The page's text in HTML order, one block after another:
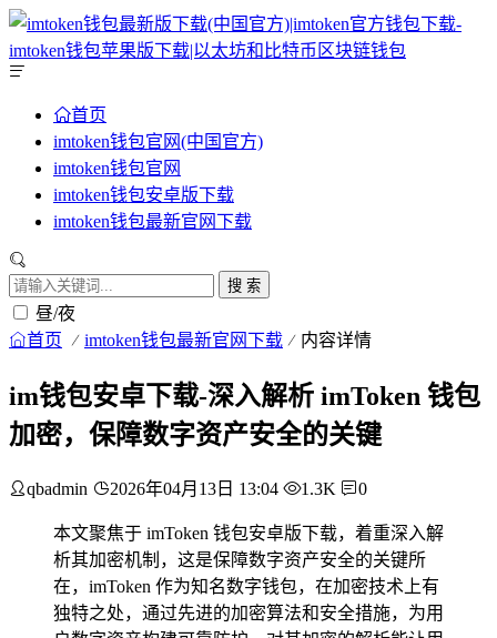
首页
imtoken钱包官网(中国官方)
imtoken钱包官网
imtoken钱包安卓版下载
imtoken钱包最新官网下载
搜 索
昼/夜
首页 imtoken钱包最新官网下载 内容详情
im钱包安卓下载-深入解析 imToken 钱包
加密，保障数字资产安全的关键
qbadmin 2026年04月13日 13:04 1.3K 0
本文聚焦于 imToken 钱包安卓版下载，着重深入解
析其加密机制，这是保障数字资产安全的关键所
在，imToken 作为知名数字钱包，在加密技术上有
独特之处，通过先进的加密算法和安全措施，为用